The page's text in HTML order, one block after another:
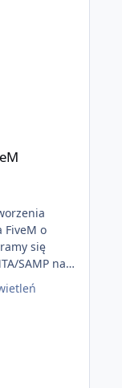
FiveM o
się
SAMP na
coś